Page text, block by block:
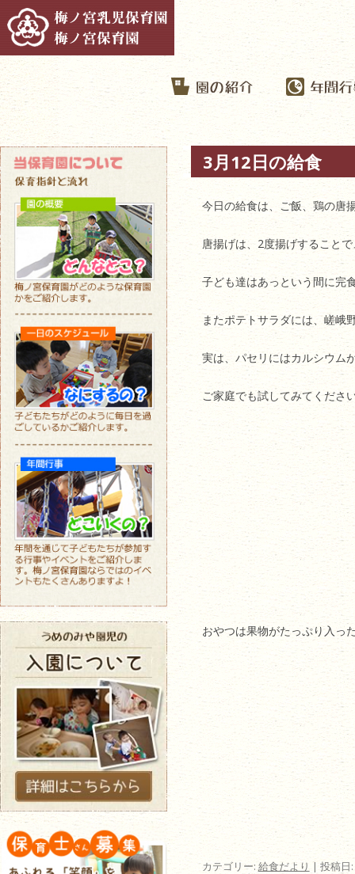
3月12日の給食
今日の給食は、ご飯、鶏の唐
唐揚げは、2度揚げすること
子ども達はあっという間に完
またポテトサラダには、嵯峨
実は、パセリにはカルシウム
ご家庭でも試してみてくださ
おやつは果物がたっぷり入っ
カテゴリー:給食だより | 投稿日: